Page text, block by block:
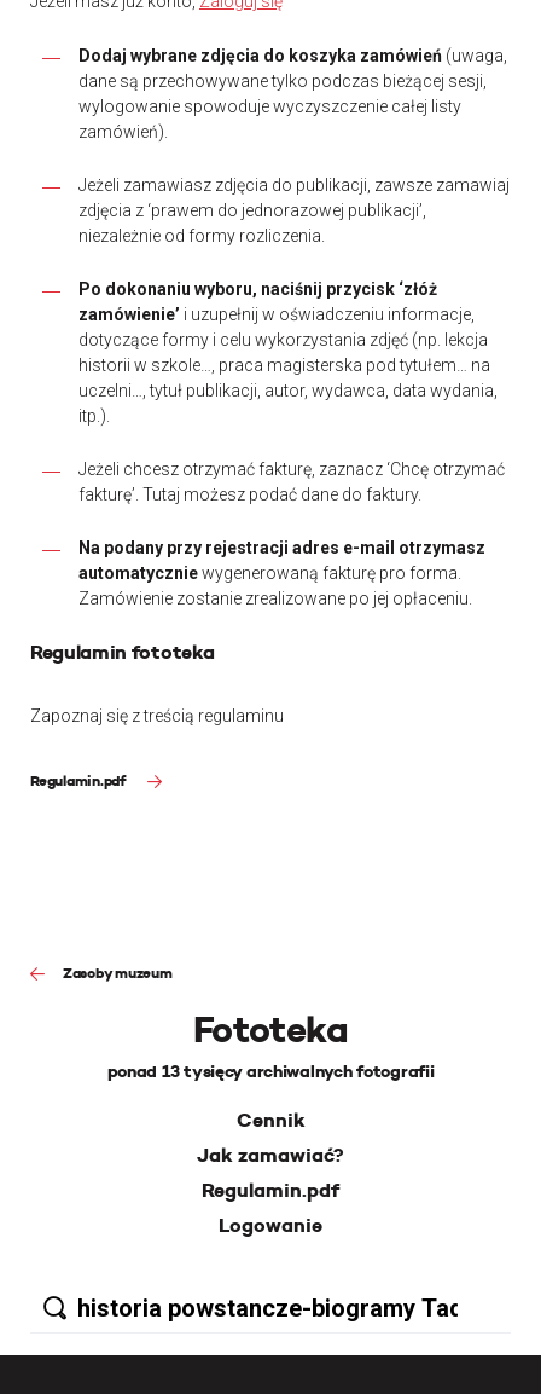
Dodaj wybrane zdjęcia do koszyka zamówień (uwaga,
dane są przechowywane tylko podczas bieżącej sesji,
wylogowanie spowoduje wyczyszczenie całej listy
zamówień).
Jeżeli zamawiasz zdjęcia do publikacji, zawsze zamawiaj
zdjęcia z ‘prawem do jednorazowej publikacji’,
niezależnie od formy rozliczenia.
Po dokonaniu wyboru, naciśnij przycisk ‘złóż
zamówienie’ i uzupełnij w oświadczeniu informacje,
dotyczące formy i celu wykorzystania zdjęć (np. lekcja
historii w szkole…, praca magisterska pod tytułem… na
uczelni…, tytuł publikacji, autor, wydawca, data wydania,
itp.).
Jeżeli chcesz otrzymać fakturę, zaznacz ‘Chcę otrzymać
fakturę’. Tutaj możesz podać dane do faktury.
Na podany przy rejestracji adres e-mail otrzymasz
automatyczniewygenerowaną fakturę pro forma.
Zamówienie zostanie zrealizowane po jej opłaceniu.
Regulamin fototeka
Zapoznaj się z treścią regulaminu
Regulamin.pdf
Zasoby muzeum
Fototeka
ponad 13 tysięcy archiwalnych fotografii
Cennik
Jak zamawiać?
Regulamin.pdf
Logowanie